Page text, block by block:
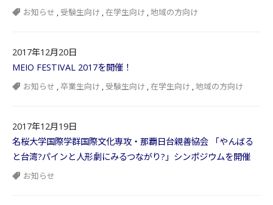
お知らせ , 受験生向け ,在学生向け ,地域の方向け
2017年12月20日
MEIO FESTIVAL 2017を開催！
お知らせ ,卒業生向け , 受験生向け ,在学生向け ,地域の方向け
2017年12月19日
名桜大学国際学群国際文化専攻・那覇日台親善協会 「やんばる
と台湾?パインと人形劇にみるつながり?」シンポジウムを開催
お知らせ